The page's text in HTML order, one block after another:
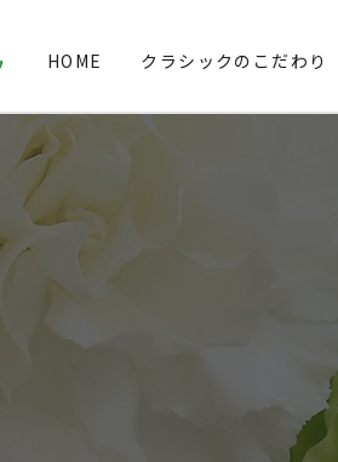
HOME クラシックのこだわり